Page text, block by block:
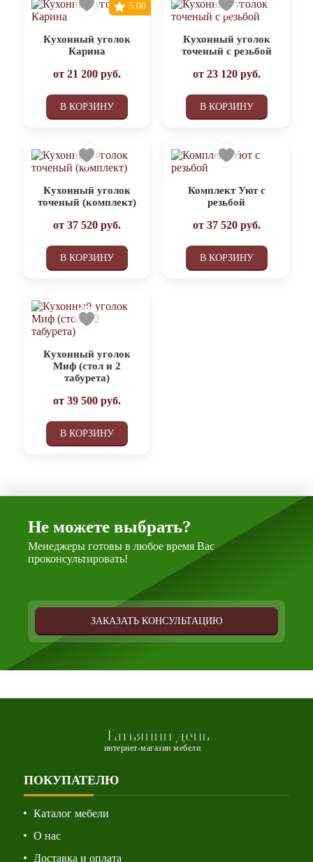
Кухонный уголок
Карина
от 21 200руб.
В КОРЗИНУ
5.00
Кухонный уголок
точеный с резьбой
от 23 120руб.
В КОРЗИНУ
Кухонный уголок
точеный (комплект)
от 37 520руб.
В КОРЗИНУ
Комплект Уют с
резьбой
от 37 520руб.
В КОРЗИНУ
Кухонный уголок
Миф (стол и 2
табурета)
от 39 500руб.
В КОРЗИНУ
Не можете выбрать?
Менеджеры готовы в любое время Вас
проконсультировать!
ЗАКАЗАТЬ КОНСУЛЬТАЦИЮ
Татьянин день
интернет-магазин мебели
ПОКУПАТЕЛЮ
Каталог мебели
О нас
Доставка и оплата